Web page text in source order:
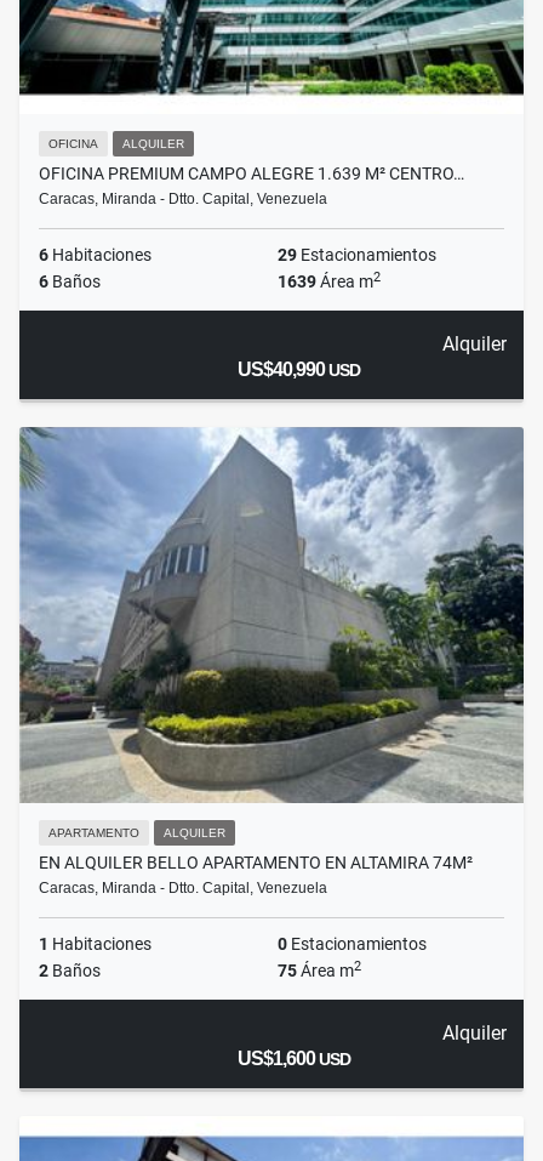
OFICINA ALQUILER
OFICINA PREMIUM CAMPO ALEGRE 1.639 M² CENTRO…
Caracas, Miranda - Dtto. Capital, Venezuela
6 Habitaciones 29 Estacionamientos
6 Baños 1639Área m2
Alquiler
US$40,990USD
APARTAMENTO ALQUILER
EN ALQUILER BELLO APARTAMENTO EN ALTAMIRA 74M²
Caracas, Miranda - Dtto. Capital, Venezuela
1 Habitaciones 0 Estacionamientos
2 Baños 75Área m2
Alquiler
US$1,600USD